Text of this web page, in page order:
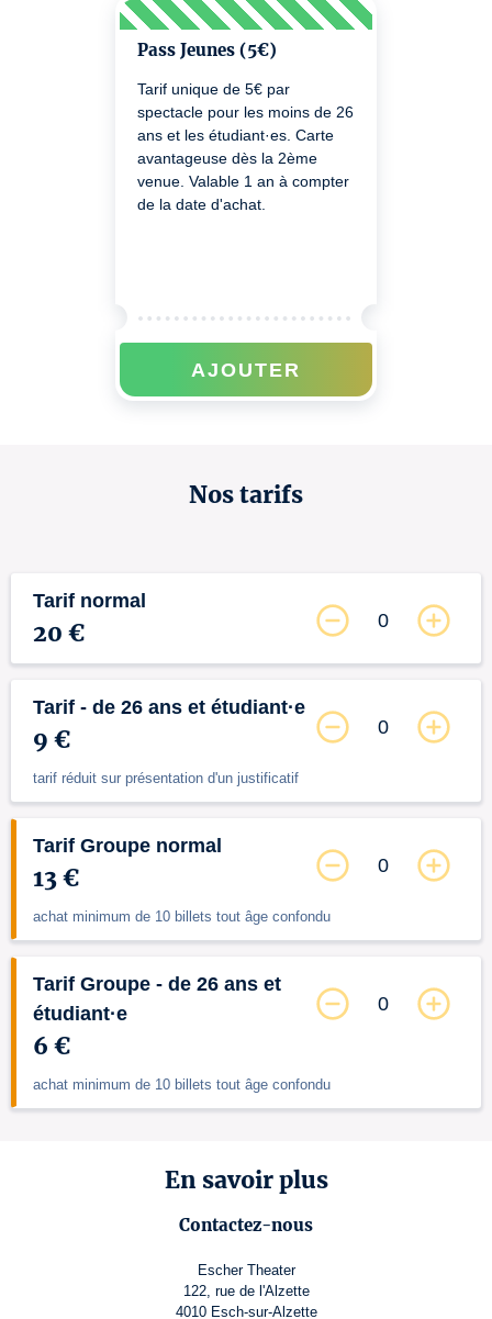
Pass Jeunes (5€)
Tarif unique de 5€ par
spectacle pour les moins de 26
ans et les étudiant·es. Carte
avantageuse dès la 2ème
venue. Valable 1 an à compter
de la date d'achat.
AJOUTER
Nos tarifs
Tarif normal
20 € 0
Tarif - de 26 ans et étudiant·e
9 €
tarif réduit sur présentation d'un justificatif
0
Tarif Groupe normal
13 €
achat minimum de 10 billets tout âge confondu
0
Tarif Groupe - de 26 ans et
étudiant·e
6 €
achat minimum de 10 billets tout âge confondu
0
En savoir plus
Contactez-nous
Escher Theater
122, rue de l'Alzette
4010 Esch-sur-Alzette